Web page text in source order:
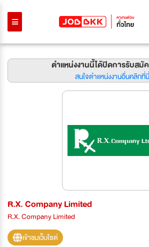
ตำแหน่งงานนี้ได้ปิดการรับสมั
สนใจตำแหน่งงานอื่นคลิกที่นี่
R.X. Company Limited
R.X. Company Limited
เข้าชมเว็บไซต์